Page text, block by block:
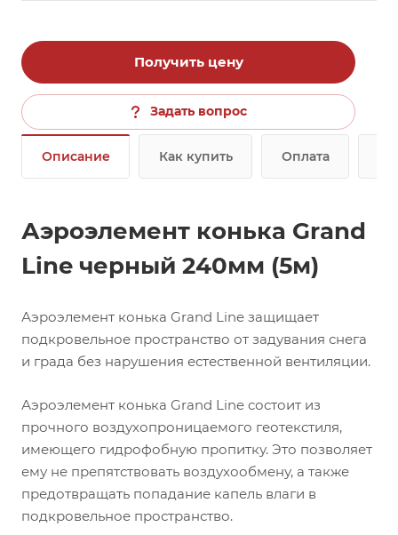
Получить цену
Задать вопрос
Описание Как купить Оплата
Аэроэлемент конька Grand
Line черный 240мм (5м)
Аэроэлемент конька Grand Line защищает
подкровельное пространство от задувания снега
и града без нарушения естественной вентиляции.
Аэроэлемент конька Grand Line состоит из
прочного воздухопроницаемого геотекстиля,
имеющего гидрофобную пропитку. Это позволяет
ему не препятствовать воздухообмену, а также
предотвращать попадание капель влаги в
подкровельное пространство.